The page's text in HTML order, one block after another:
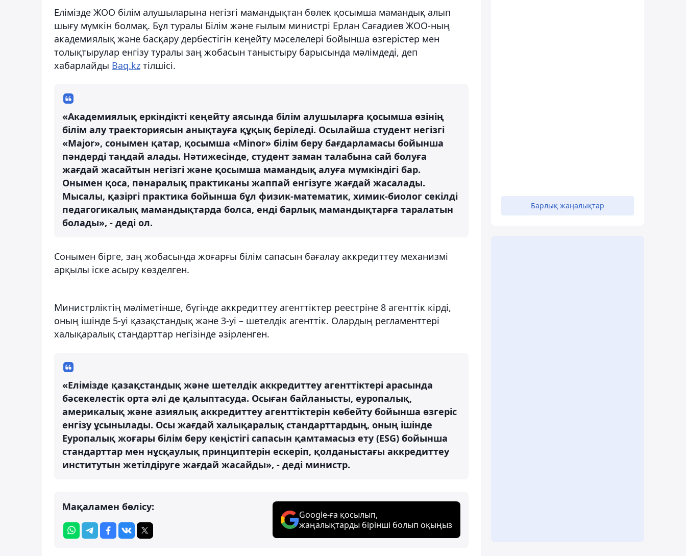
Елімізде ЖОО білім алушыларына негізгі мамандықтан бөлек қосымша мамандық алып
шығу мүмкін болмақ. Бұл туралы Білім және ғылым министрі Ерлан Сағадиев ЖОО-ның
академиялық және басқару дербестігін кеңейту мәселелері бойынша өзгерістер мен
толықтырулар енгізу туралы заң жобасын таныстыру барысында мәлімдеді, деп
хабарлайды Baq.kz тілшісі.
«Академиялық еркіндікті кеңейту аясында білім алушыларға қосымша өзінің
білім алу траекториясын анықтауға құқық беріледі. Осылайша студент негізгі
«Major», сонымен қатар, қосымша «Мinor» білім беру бағдарламасы бойынша
пәндерді таңдай алады. Нәтижесінде, студент заман талабына сай болуға
жағдай жасайтын негізгі және қосымша мамандық алуға мүмкіндігі бар.
Онымен қоса, пәнаралық практиканы жаппай енгізуге жағдай жасалады.
Мысалы, қазіргі практика бойынша бұл физик-математик, химик-биолог секілді
педагогикалық мамандықтарда болса, енді барлық мамандықтарға таралатын
болады», - деді ол.
Сонымен бірге, заң жобасында жоғарғы білім сапасын бағалау аккредиттеу механизмі
арқылы іске асыру көзделген.
Министрліктің мәліметінше, бүгінде аккредиттеу агенттіктер реестріне 8 агенттік кірді,
оның ішінде 5-уі қазақстандық және 3-уі – шетелдік агенттік. Олардың регламенттері
халықаралық стандарттар негізінде әзірленген.
«Елімізде қазақстандық және шетелдік аккредиттеу агенттіктері арасында
бәсекелестік орта әлі де қалыптасуда. Осыған байланысты, еуропалық,
америкалық және азиялық аккредиттеу агенттіктерін көбейту бойынша өзгеріс
енгізу ұсынылады. Осы жағдай халықаралық стандарттардың, оның ішінде
Еуропалық жоғары білім беру кеңістігі сапасын қамтамасыз ету (ESG) бойынша
стандарттар мен нұсқаулық принциптерін ескеріп, қолданыстағы аккредиттеу
институтын жетілдіруге жағдай жасайды», - деді министр.
Мақаламен бөлісу:
Google-ға қосылып,
жаңалықтарды бірінші болып оқыңыз
Барлық жаңалықтар